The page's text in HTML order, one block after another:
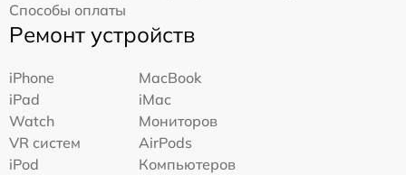
Способы оплаты
Ремонт устройств
iPhone
MacBook
iPad
iMac
Watch
Мониторов
VR систем
AirPods
iPod
Компьютеров